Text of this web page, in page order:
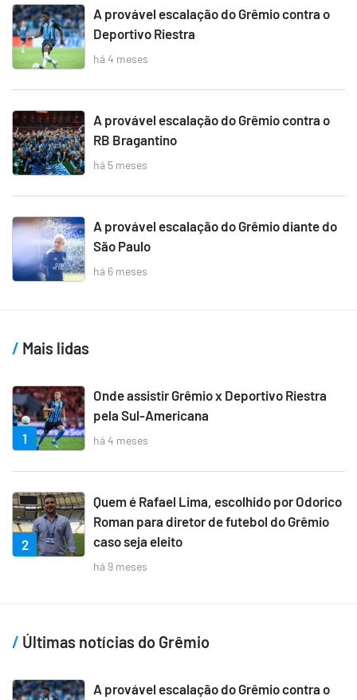
A provável escalação do Grêmio contra o
Deportivo Riestra
há 4 meses
A provável escalação do Grêmio contra o
RB Bragantino
há 5 meses
A provável escalação do Grêmio diante do
São Paulo
há 6 meses
Mais lidas
1
Onde assistir Grêmio x Deportivo Riestra
pela Sul-Americana
há 4 meses
2
Quem é Rafael Lima, escolhido por Odorico
Roman para diretor de futebol do Grêmio
caso seja eleito
há 9 meses
Últimas notícias do Grêmio
A provável escalação do Grêmio contra o